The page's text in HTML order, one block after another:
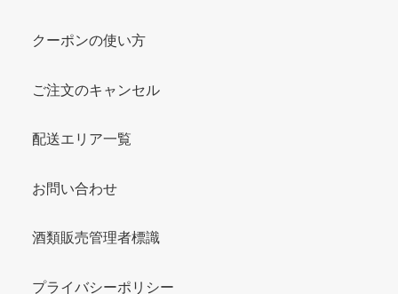
クーポンの使い方
ご注文のキャンセル
配送エリア一覧
お問い合わせ
酒類販売管理者標識
プライバシーポリシー